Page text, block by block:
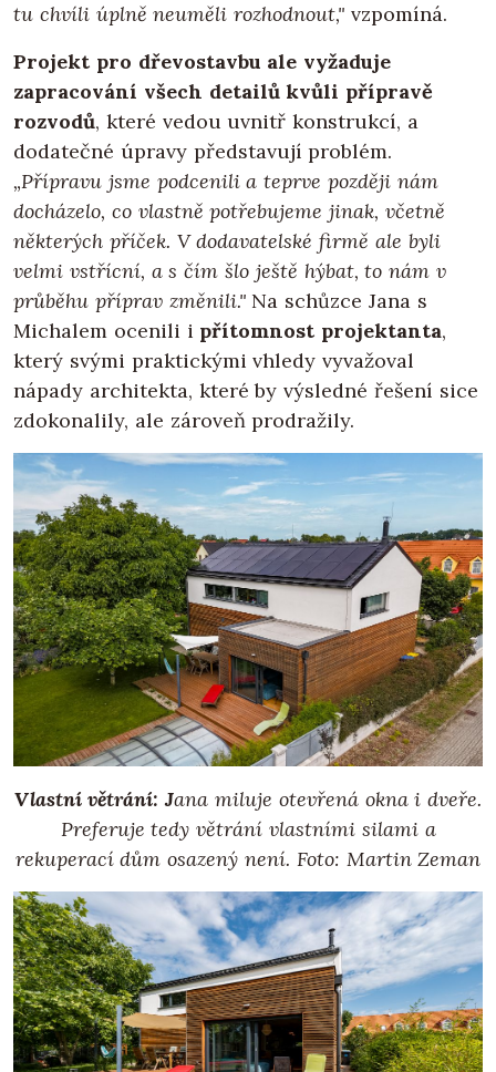
tu chvíli úplně neuměli rozhodnout," vzpomíná.
Projekt pro dřevostavbu ale vyžaduje
zapracování všech detailů kvůli přípravě
rozvodů, které vedou uvnitř konstrukcí, a
dodatečné úpravy představují problém.
„Přípravu jsme podcenili a teprve později nám
docházelo, co vlastně potřebujeme jinak, včetně
některých příček. V dodavatelské firmě ale byli
velmi vstřícní, a s čím šlo ještě hýbat, to nám v
průběhu příprav změnili."Na schůzce Jana s
Michalem ocenili i přítomnost projektanta,
který svými praktickými vhledy vyvažoval
nápady architekta, které by výsledné řešení sice
zdokonalily, ale zároveň prodražily.
Vlastní větrání: Jana miluje otevřená okna i dveře.
Preferuje tedy větrání vlastními silami a
rekuperací dům osazený není. Foto: Martin Zeman